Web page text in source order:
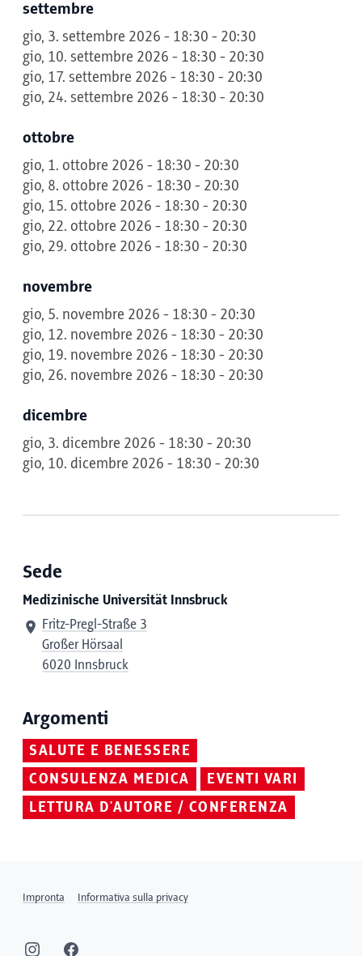
settembre
gio, 3. settembre 2026 - 18:30 - 20:30
gio, 10. settembre 2026 - 18:30 - 20:30
gio, 17. settembre 2026 - 18:30 - 20:30
gio, 24. settembre 2026 - 18:30 - 20:30
ottobre
gio, 1. ottobre 2026 - 18:30 - 20:30
gio, 8. ottobre 2026 - 18:30 - 20:30
gio, 15. ottobre 2026 - 18:30 - 20:30
gio, 22. ottobre 2026 - 18:30 - 20:30
gio, 29. ottobre 2026 - 18:30 - 20:30
novembre
gio, 5. novembre 2026 - 18:30 - 20:30
gio, 12. novembre 2026 - 18:30 - 20:30
gio, 19. novembre 2026 - 18:30 - 20:30
gio, 26. novembre 2026 - 18:30 - 20:30
dicembre
gio, 3. dicembre 2026 - 18:30 - 20:30
gio, 10. dicembre 2026 - 18:30 - 20:30
Sede
Medizinische Universität Innsbruck
Fritz-Pregl-Straße 3
Großer Hörsaal
6020 Innsbruck
Argomenti
SALUTE E BENESSERE
CONSULENZA MEDICA
EVENTI VARI
LETTURA D'AUTORE / CONFERENZA
Impronta Informativa sulla privacy